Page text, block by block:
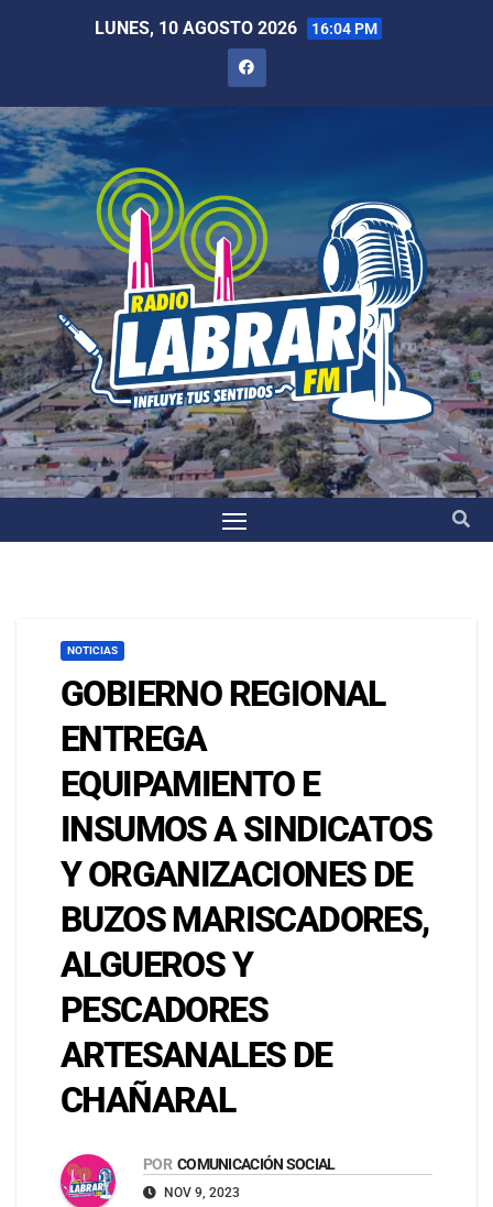
LUNES, 10 AGOSTO 2026 16:04 PM
NOTICIAS
GOBIERNO REGIONAL
ENTREGA
EQUIPAMIENTO E
INSUMOS A SINDICATOS
Y ORGANIZACIONES DE
BUZOS MARISCADORES,
ALGUEROS Y
PESCADORES
ARTESANALES DE
CHAÑARAL
POR COMUNICACIÓN SOCIAL
NOV 9, 2023